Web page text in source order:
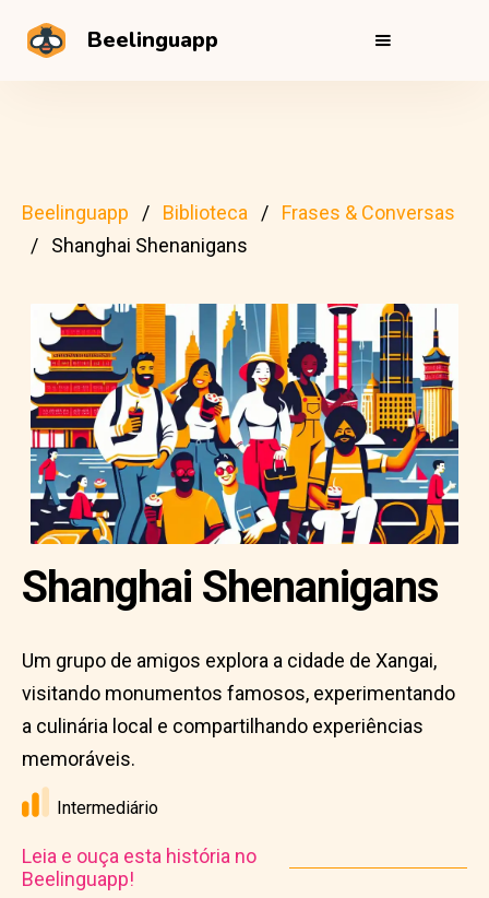
Beelinguapp
Beelinguapp Biblioteca
Frases & Conversas
Shanghai Shenanigans
Shanghai Shenanigans
Um grupo de amigos explora a cidade de Xangai,
visitando monumentos famosos, experimentando
a culinária local e compartilhando experiências
memoráveis.
Intermediário
Leia e ouça esta história no
Beelinguapp!